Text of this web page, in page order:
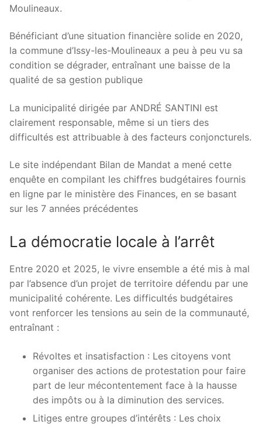
Moulineaux.
Bénéficiant d’une situation financière solide en 2020,
la commune d’Issy-les-Moulineaux a peu à peu vu sa
condition se dégrader, entraînant une baisse de la
qualité de sa gestion publique
La municipalité dirigée par ANDRÉ SANTINI est
clairement responsable, même si un tiers des
difficultés est attribuable à des facteurs conjoncturels.
Le site indépendant Bilan de Mandat a mené cette
enquête en compilant les chiffres budgétaires fournis
en ligne par le ministère des Finances, en se basant
sur les 7 années précédentes
La démocratie locale à l’arrêt
Entre 2020 et 2025, le vivre ensemble a été mis à mal
par l’absence d’un projet de territoire défendu par une
municipalité cohérente. Les difficultés budgétaires
vont renforcer les tensions au sein de la communauté,
entraînant :
Révoltes et insatisfaction : Les citoyens vont
organiser des actions de protestation pour faire
part de leur mécontentement face à la hausse
des impôts ou à la diminution des services.
Litiges entre groupes d’intérêts : Les choix